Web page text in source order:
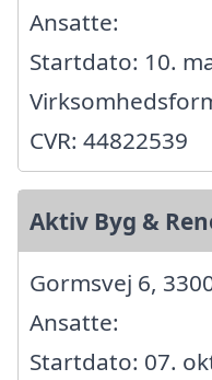
Ansatte:
Startdato: 10.
CVR: 44822539
Aktiv Byg &
Gormsvej 6,
Ansatte:
Startdato: 07.